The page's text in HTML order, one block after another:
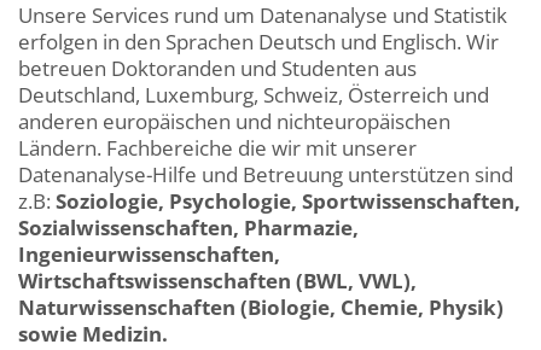
Unsere Services rund um Datenanalyse und Statistik
erfolgen in den Sprachen Deutsch und Englisch. Wir
betreuen Doktoranden und Studenten aus
Deutschland, Luxemburg, Schweiz, Österreich und
anderen europäischen und nichteuropäischen
Ländern. Fachbereiche die wir mit unserer
Datenanalyse-Hilfe und Betreuung unterstützen sind
z.B: Soziologie, Psychologie, Sportwissenschaften,
Sozialwissenschaften, Pharmazie,
Ingenieurwissenschaften,
Wirtschaftswissenschaften (BWL, VWL),
Naturwissenschaften (Biologie, Chemie, Physik)
sowie Medizin.